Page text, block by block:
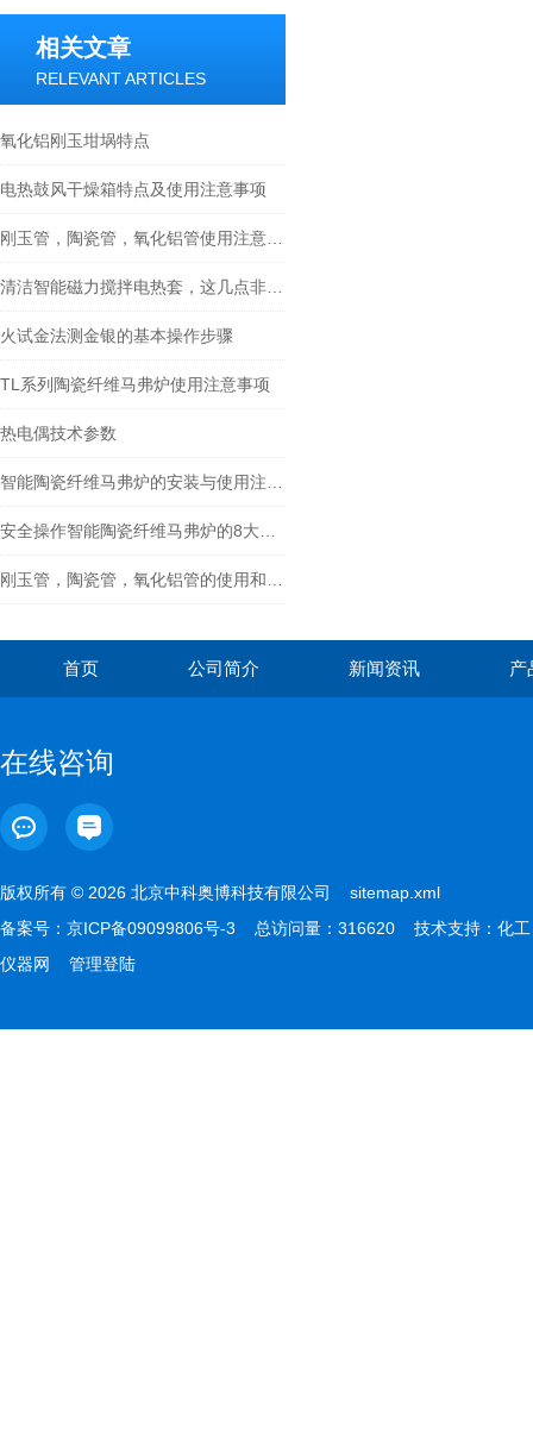
相关文章
RELEVANT ARTICLES
氧化铝刚玉坩埚特点
电热鼓风干燥箱特点及使用注意事项
火试金法测金银的基本操作步骤
TL系列陶瓷纤维马弗炉使用注意事项
热电偶技术参数
首页 公司简介 新闻资讯 产
在线咨询
版权所有 © 2026 北京中科奥博科技有限公司 sitemap.xml
备案号： 京ICP备09099806号-3 总访问量：316620 技术支持： 化工
仪器网
管理登陆